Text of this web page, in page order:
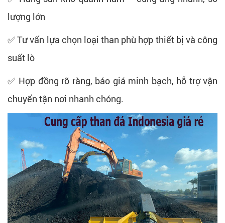
lượng lớn
✅ Tư vấn lựa chọn loại than phù hợp thiết bị và công
suất lò
✅ Hợp đồng rõ ràng, báo giá minh bạch, hỗ trợ vận
chuyển tận nơi nhanh chóng.